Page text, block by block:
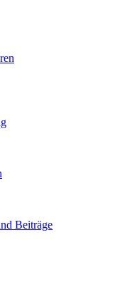
Beiträge